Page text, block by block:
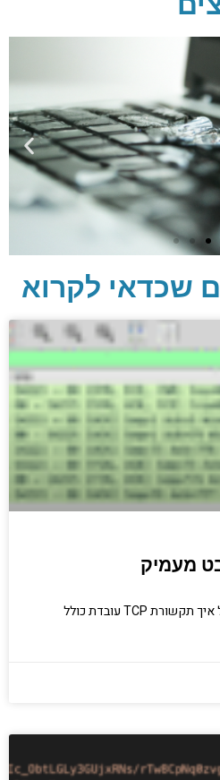
אבטחת מידע ומידע
מנוסים לא תמיד
יודעים.
עכשיו
שכדאי לקרוא
הסבר מעמיק מתחת למנוע על איך תקשורת TCP עובדת כולל